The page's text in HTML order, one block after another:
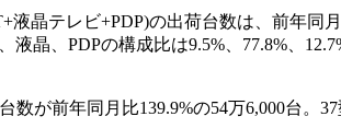
晶テレビ+PDP)の出荷台数は、前年同月
液晶、PDPの構成比は9.5%、77.8%、
が前年同月比139.9%の54万6,000台。37